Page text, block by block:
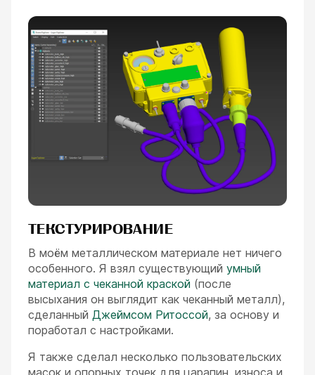
ТЕКСТУРИРОВАНИЕ
В моём металлическом материале нет ничего
особенного. Я взял существующий умный
материал с чеканной краской (после
высыхания он выглядит как чеканный металл),
сделанный Джеймсом Ритоссой, за основу и
поработал с настройками.
Я также сделал несколько пользовательских